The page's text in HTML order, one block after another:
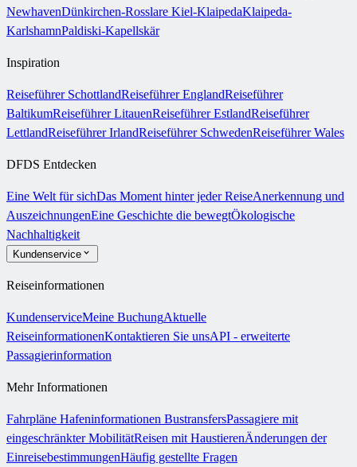
NewhavenDünkirchen-Rosslare Kiel-KlaipedaKlaipeda-
KarlshamnPaldiski-Kapellskär
Inspiration
Reiseführer SchottlandReiseführer EnglandReiseführer
BaltikumReiseführer LitauenReiseführer EstlandReiseführer
LettlandReiseführer IrlandReiseführer SchwedenReiseführer Wales
DFDS Entdecken
Eine Welt für sichDas Moment hinter jeder ReiseAnerkennung und
AuszeichnungenEine Geschichte die bewegtÖkologische
Nachhaltigkeit
Kundenservice
Reiseinformationen
KundenserviceMeine BuchungAktuelle
ReiseinformationenKontaktieren Sie unsAPI - erweiterte
Passagierinformation
Mehr Informationen
Fahrpläne Hafeninformationen BustransfersPassagiere mit
eingeschränkter MobilitätReisen mit HaustierenÄnderungen der
EinreisebestimmungenHäufig gestellte Fragen